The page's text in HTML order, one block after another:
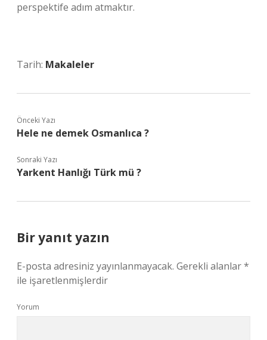
perspektife adım atmaktır.
Tarih: Makaleler
Önceki Yazı
Hele ne demek Osmanlıca ?
Sonraki Yazı
Yarkent Hanlığı Türk mü ?
Bir yanıt yazın
E-posta adresiniz yayınlanmayacak. Gerekli alanlar*
ile işaretlenmişlerdir
Yorum